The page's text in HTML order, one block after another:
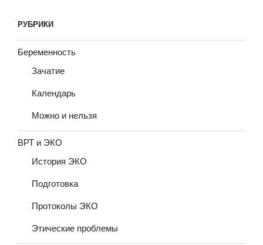
РУБРИКИ
Беременность
Зачатие
Календарь
Можно и нельзя
ВРТ и ЭКО
История ЭКО
Подготовка
Протоколы ЭКО
Этические проблемы